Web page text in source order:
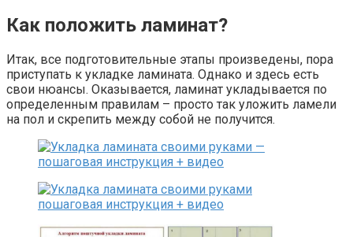
Как положить ламинат?
Итак, все подготовительные этапы произведены, пора
приступать к укладке ламината. Однако и здесь есть
свои нюансы. Оказывается, ламинат укладывается по
определенным правилам – просто так уложить ламели
на пол и скрепить между собой не получится.